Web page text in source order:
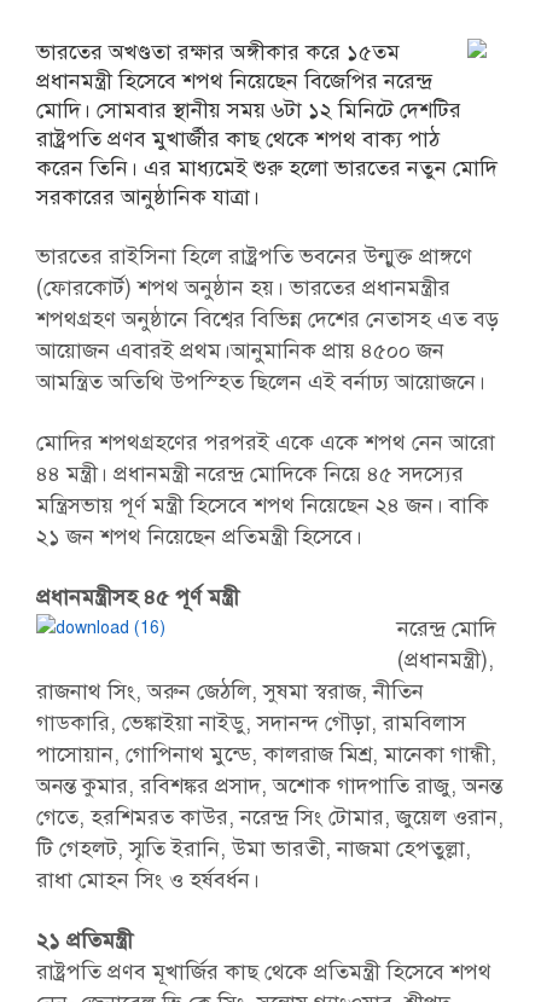
ভারতের অখণ্ডতা রক্ষার অঙ্গীকার করে ১৫তম
প্রধানমন্ত্রী হিসেবে শপথ নিয়েছেন বিজেপির নরেন্দ্র
মোদি। সোমবার স্থানীয় সময় ৬টা ১২ মিনিটে দেশটির
রাষ্ট্রপতি প্রণব মুখার্জীর কাছ থেকে শপথ বাক্য পাঠ
করেন তিনি। এর মাধ্যমেই শুরু হলো ভারতের নতুন মোদি
সরকারের আনুষ্ঠানিক যাত্রা।
ভারতের রাইসিনা হিলে রাষ্ট্রপতি ভবনের উন্মুক্ত প্রাঙ্গণে
(ফোরকোর্ট) শপথ অনুষ্ঠান হয়। ভারতের প্রধানমন্ত্রীর
শপথগ্রহণ অনুষ্ঠানে বিশ্বের বিভিন্ন দেশের নেতাসহ এত বড়
আয়োজন এবারই প্রথম।আনুমানিক প্রায় ৪৫০০ জন
আমন্ত্রিত অতিথি উপস্হিত ছিলেন এই বর্নাঢ্য আয়োজনে।
মোদির শপথগ্রহণের পরপরই একে একে শপথ নেন আরো
৪৪ মন্ত্রী। প্রধানমন্ত্রী নরেন্দ্র মোদিকে নিয়ে ৪৫ সদস্যের
মন্ত্রিসভায় পূর্ণ মন্ত্রী হিসেবে শপথ নিয়েছেন ২৪ জন। বাকি
২১ জন শপথ নিয়েছেন প্রতিমন্ত্রী হিসেবে।
প্রধানমন্ত্রীসহ ৪৫ পূর্ণ মন্ত্রী
নরেন্দ্র মোদি
(প্রধানমন্ত্রী),
রাজনাথ সিং, অরুন জেঠলি, সুষমা স্বরাজ, নীতিন
গাডকারি, ভেঙ্কাইয়া নাইডু, সদানন্দ গৌড়া, রামবিলাস
পাসোয়ান, গোপিনাথ মুন্ডে, কালরাজ মিশ্র, মানেকা গান্ধী,
অনন্ত কুমার, রবিশঙ্কর প্রসাদ, অশোক গাদপাতি রাজু, অনন্ত
গেতে, হরশিমরত কাউর, নরেন্দ্র সিং টোমার, জুয়েল ওরান,
টি গেহলট, স্মৃতি ইরানি, উমা ভারতী, নাজমা হেপতুল্লা,
রাধা মোহন সিং ও হর্ষবর্ধন।
২১ প্রতিমন্ত্রী
রাষ্ট্রপতি প্রণব মূখার্জির কাছ থেকে প্রতিমন্ত্রী হিসেবে শপথ